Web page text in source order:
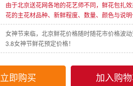
由于北京送花网各地的花艺师不同，鲜花包扎
花的主花材品种、新鲜程度、数量、颜色与说明
女神节来临，北京鲜花价格随时随花市价格波
3.8女神节鲜花预定价格！
立即购买 加入购